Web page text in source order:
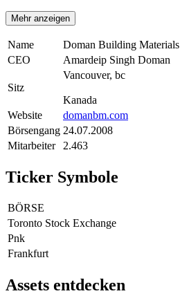
Mehr anzeigen
Name
Doman Building Materials
CEO
Amardeip Singh Doman
Sitz
Vancouver, bc
Kanada
Website
domanbm.com
Börsengang 24.07.2008
Mitarbeiter
2.463
Ticker Symbole
BÖRSE
Toronto Stock Exchange
Pnk
Frankfurt
Assets entdecken